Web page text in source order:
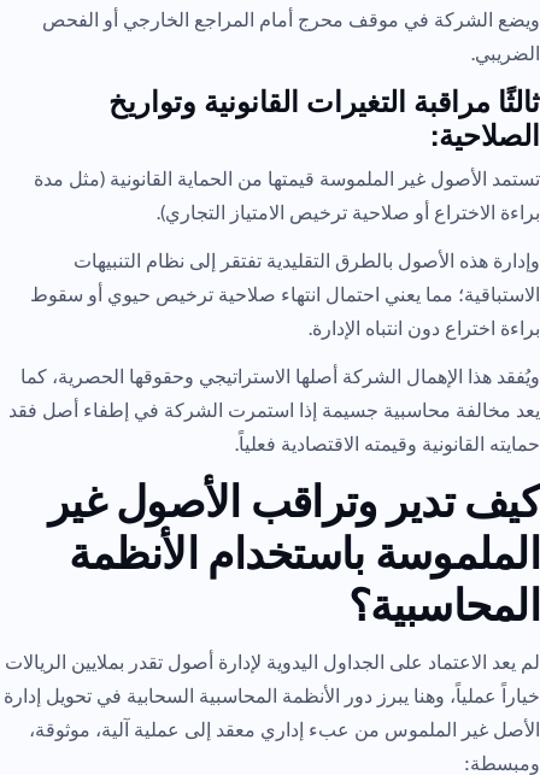
ويضع الشركة في موقف محرج أمام المراجع الخارجي أو الفحص
الضريبي.
ثالثًا مراقبة التغيرات القانونية وتواريخ
الصلاحية:
تستمد الأصول غير الملموسة قيمتها من الحماية القانونية (مثل مدة
براءة الاختراع أو صلاحية ترخيص الامتياز التجاري).
وإدارة هذه الأصول بالطرق التقليدية تفتقر إلى نظام التنبيهات
الاستباقية؛ مما يعني احتمال انتهاء صلاحية ترخيص حيوي أو سقوط
براءة اختراع دون انتباه الإدارة.
ويُفقد هذا الإهمال الشركة أصلها الاستراتيجي وحقوقها الحصرية، كما
يعد مخالفة محاسبية جسيمة إذا استمرت الشركة في إطفاء أصل فقد
حمايته القانونية وقيمته الاقتصادية فعلياً.
كيف تدير وتراقب الأصول غير
الملموسة باستخدام الأنظمة
المحاسبية؟
لم يعد الاعتماد على الجداول اليدوية لإدارة أصول تقدر بملايين الريالات
خياراً عملياً، وهنا يبرز دور الأنظمة المحاسبية السحابية في تحويل إدارة
الأصل غير الملموس من عبء إداري معقد إلى عملية آلية، موثوقة،
ومبسطة: